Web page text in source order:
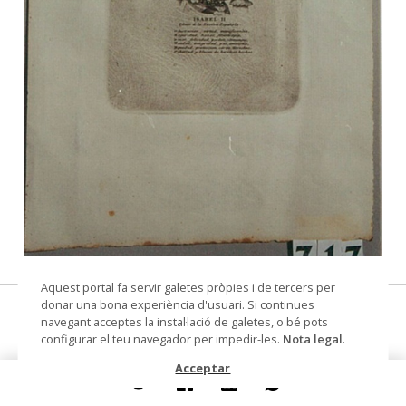
© Arxiu Fotogràfic del Consorci del Patrimoni de
Sitges
Isabel II
estampa
Aquest portal fa servir galetes pròpies i de tercers per
donar una bona experiència d'usuari. Si continues
navegant acceptes la instal·lació de galetes, o bé pots
configurar el teu navegador per impedir-les. Nota legal.
Acceptar